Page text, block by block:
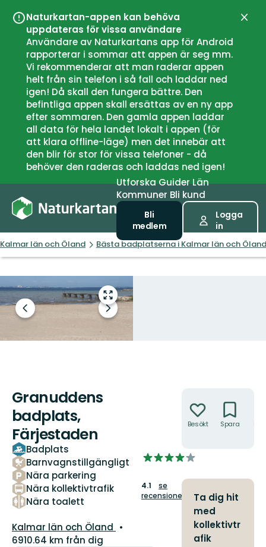
Naturkartan-appen kan behöva
uppdateras för vissa användare
Användare av Naturkartans app för Android
rapporterar i sommar att appen är seg mm.
Vi rekommenderar att man raderar appen
helt från sin telefon i så fall och laddar ned
igen! Då skall den fungera bättre. Den
befintliga appen skall ersättas av en ny app
efter sommaren. Den gamla appen laddar
all data för hela landet lokalt i appen (för
att klara offline-läge) men det innebär att
den blir för stor för vissa telefoner - då
behöver den raderas och laddas ned igen!
UtforskaGuiderLän
Kommuner Bli kund
Bli
medlem
Logga
in
Kalmar län och Öland Bästa badplatserna i Kalmar län och Öland
Gå
till
helskärmsläge
Föregående
bild
Nästa
bildspel
Granuddens
badplats,
Färjestaden
Badplats
Barnvagnstillgängligt
Nära parkering
Nära kollektivtrafik
Nära toalett
4.095811051693405
5
stjärnor
4.1
se
recensioner
Län:
Kalmar län och Öland
6910.64 km från dig
Besökt Spara
Ta dig hit
med
kollektivtr
afik